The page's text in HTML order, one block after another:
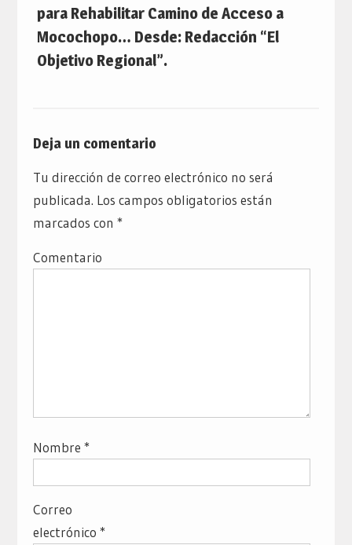
para Rehabilitar Camino de Acceso a
Mocochopo… Desde: Redacción “El
Objetivo Regional”.
Deja un comentario
Tu dirección de correo electrónico no será
publicada. Los campos obligatorios están
marcados con *
Comentario
Nombre *
Correo
electrónico *